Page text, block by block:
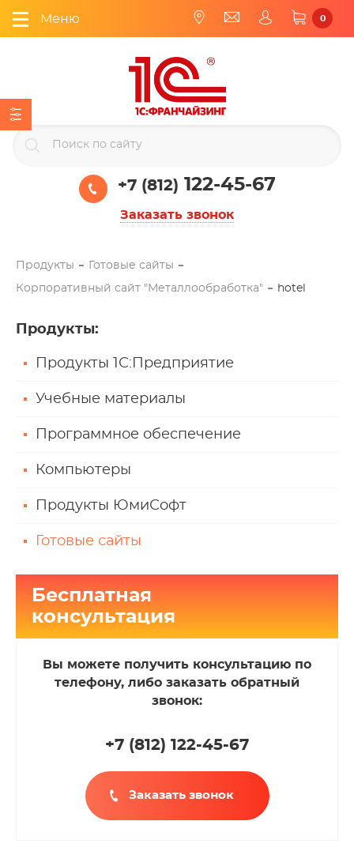
Меню 0
+7 (812) 122-45-67
Заказать звонок
Продукты Готовые сайты
Корпоративный сайт "Металлообработка" hotel
Продукты:
Продукты 1С:Предприятие
Учебные материалы
Программное обеспечение
Компьютеры
Продукты ЮмиСофт
Готовые сайты
Бесплатная
консультация
Вы можете получить консультацию по
телефону, либо заказать обратный
звонок:
+7 (812) 122-45-67
Заказать звонок